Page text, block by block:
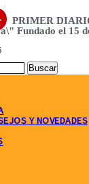
PRIMER
Fundado el 15
Y NOVEDADES